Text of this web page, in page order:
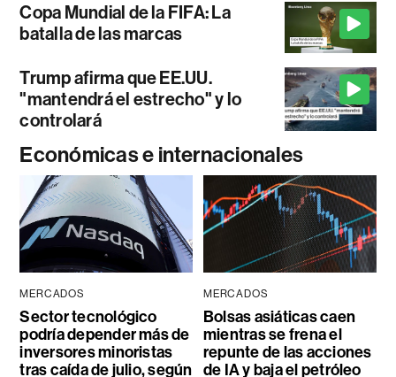
Copa Mundial de la FIFA: La
batalla de las marcas
Trump afirma que EE.UU.
"mantendrá el estrecho" y lo
controlará
Económicas e internacionales
MERCADOS
Sector tecnológico
podría depender más de
inversores minoristas
tras caída de julio, según
MERCADOS
Bolsas asiáticas caen
mientras se frena el
repunte de las acciones
de IA y baja el petróleo